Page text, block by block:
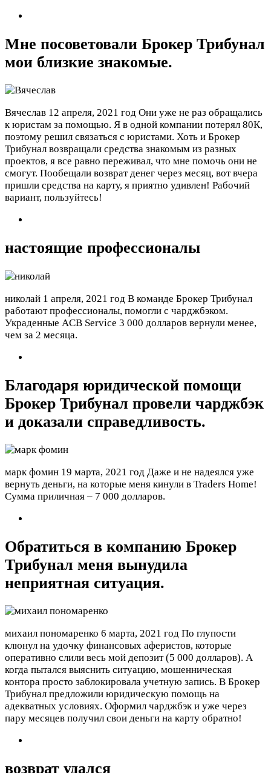
Мне посоветовали Брокер Трибунал
мои близкие знакомые.
Вячеслав 12 апреля, 2021 год Они уже не раз обращались
к юристам за помощью. Я в одной компании потерял 80К,
поэтому решил связаться с юристами. Хоть и Брокер
Трибунал возвращали средства знакомым из разных
проектов, я все равно переживал, что мне помочь они не
смогут. Пообещали возврат денег через месяц, вот вчера
пришли средства на карту, я приятно удивлен! Рабочий
вариант, пользуйтесь!
настоящие профессионалы
николай 1 апреля, 2021 год В команде Брокер Трибунал
работают профессионалы, помогли с чарджбэком.
Украденные ACB Service 3 000 долларов вернули менее,
чем за 2 месяца.
Благодаря юридической помощи
Брокер Трибунал провели чарджбэк
и доказали справедливость.
марк фомин 19 марта, 2021 год Даже и не надеялся уже
вернуть деньги, на которые меня кинули в Traders Home!
Сумма приличная – 7 000 долларов.
Обратиться в компанию Брокер
Трибунал меня вынудила
неприятная ситуация.
михаил пономаренко 6 марта, 2021 год По глупости
клюнул на удочку финансовых аферистов, которые
оперативно слили весь мой депозит (5 000 долларов). А
когда пытался выяснить ситуацию, мошенническая
контора просто заблокировала учетную запись. В Брокер
Трибунал предложили юридическую помощь на
адекватных условиях. Оформил чарджбэк и уже через
пару месяцев получил свои деньги на карту обратно!
возврат удался